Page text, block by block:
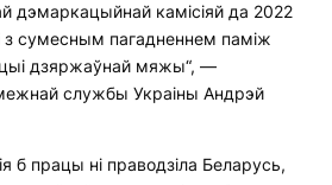
дэмаркацыйнай камісіяй да 2022
з сумесным пагадненнем паміж
дзяржаўнай мяжы“, —
службы Украіны Андрэй
б працы ні праводзіла Беларусь,